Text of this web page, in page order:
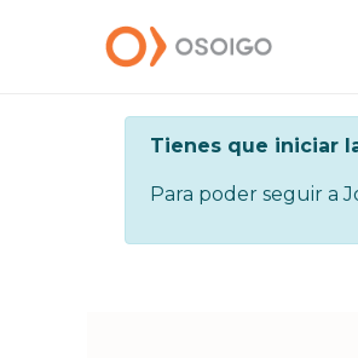
Tienes que iniciar
Para poder seguir a